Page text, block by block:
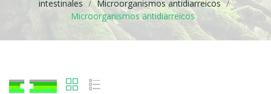
intestinales
Microorganismos antidiarreicos
Microorganismos antidiarreicos